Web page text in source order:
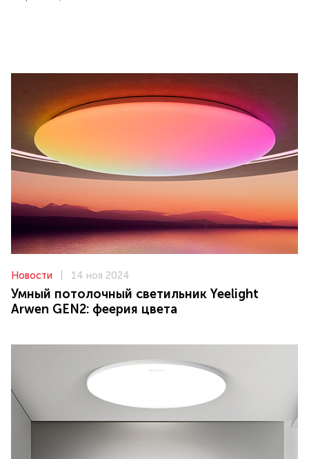
Новости 14 ноя 2024
Умный потолочный светильник Yeelight
Arwen GEN2: феерия цвета